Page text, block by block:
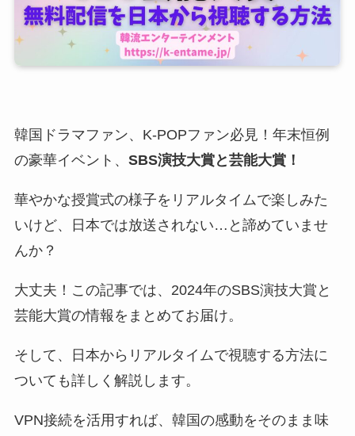
韓国ドラマファン、K-POPファン必見！年末恒例
の豪華イベント、 SBS演技大賞と芸能大賞！
華やかな授賞式の様子をリアルタイムで楽しみた
いけど、日本では放送されない…と諦めていませ
んか？
大丈夫！この記事では、2024年のSBS演技大賞と
芸能大賞の情報をまとめてお届け。
そして、日本からリアルタイムで視聴する方法に
ついても詳しく解説します。
VPN接続を活用すれば、韓国の感動をそのまま味